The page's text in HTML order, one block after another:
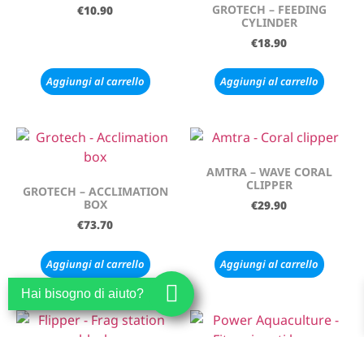
€10.90
Aggiungi al carrello
GROTECH – FEEDING
CYLINDER
€18.90
Aggiungi al carrello
GROTECH – ACCLIMATION
BOX
€73.70
Aggiungi al carrello
AMTRA – WAVE CORAL
CLIPPER
€29.90
Aggiungi al carrello
Hai bisogno di aiuto?